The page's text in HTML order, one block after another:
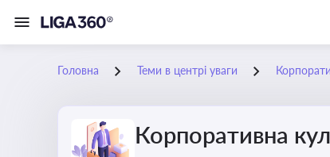
Головна Теми в центрі уваги
Корпоративна